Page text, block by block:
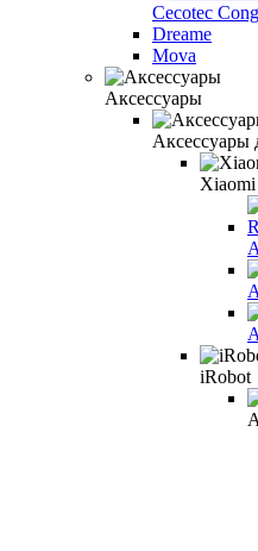
Cecotec
Dreame
Mova
Аксессуары
Аксессуары
Xiaomi
iRobot